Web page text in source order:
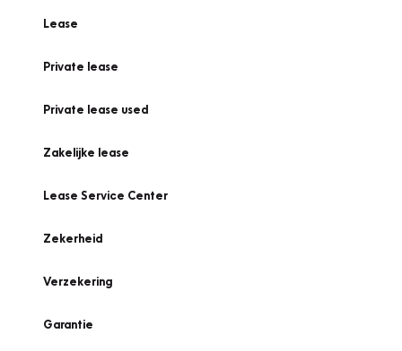
Lease
Private lease
Private lease used
Zakelijke lease
Lease Service Center
Zekerheid
Verzekering
Garantie